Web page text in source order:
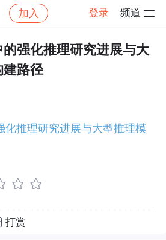
加入 登录 频道
了吗 论文 帖子详情
强化推理研究进展与大
建路径
化推理研究进展与大型推理模
打赏